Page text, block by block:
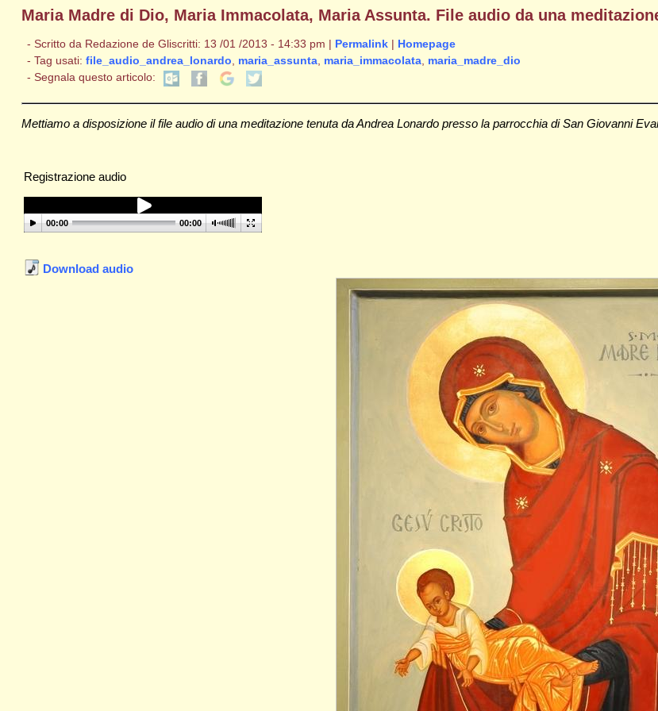
Maria Madre di Dio, Maria Immacolata, Maria Assunta. File audio da una
- Scritto da Redazione de Gliscritti: 13 /01 /2013 - 14:33 pm | Permalink| Homepage
- Tag usati: file_audio_andrea_lonardo maria_assunta, maria_immacolata, maria_madre_dio
- Segnala questo articolo:
Mettiamo a disposizione il file audio di una meditazione tenuta da Andrea Lonardo presso la parrocchia di San Giovanni
Registrazione audio
00:00 00:00
Download audio